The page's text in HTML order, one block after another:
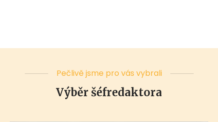
Pečlivě jsme pro vás vybrali
Výběr šéfredaktora